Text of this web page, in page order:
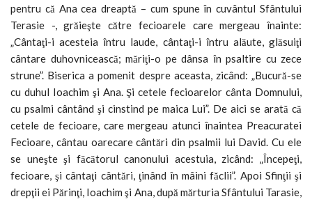
pentru că Ana cea dreaptă – cum spune în cuvântul Sfântului
Terasie -, grăieşte către fecioarele care mergeau înainte:
„Cântaţi-i acesteia întru laude, cântaţi-i întru alăute, glăsuiţi
cântare duhovnicească; măriţi-o pe dânsa în psaltire cu zece
strune”. Biserica a pomenit despre aceasta, zicând: „Bucură-se
cu duhul Ioachim şi Ana. Şi cetele fecioarelor cânta Domnului,
cu psalmi cântând şi cinstind pe maica Lui”. De aici se arată că
cetele de fecioare, care mergeau atunci înaintea Preacuratei
Fecioare, cântau oarecare cântări din psalmii lui David. Cu ele
se uneşte şi făcătorul canonului acestuia, zicând: „Începeţi,
fecioare, şi cântaţi cântări, ţinând în mâini făclii”. Apoi Sfinţii şi
drepţii ei Părinţi, Ioachim şi Ana, după mărturia Sfântului Tarasie,